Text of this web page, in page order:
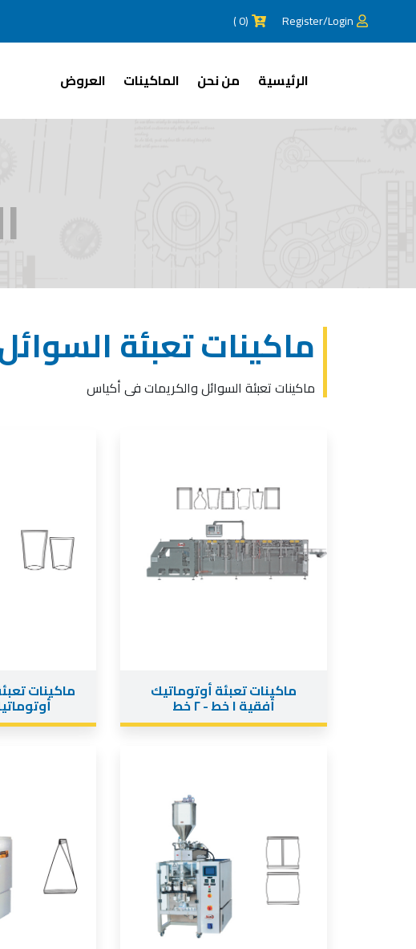
Register/Login
(0 )
الرئيسية من نحن الماكينات العروض
ماكينات تعبئة
ماكينات تعبئة السوائل والكريمات فى أكياس
ماكينات تعبئة أوتوماتيك
أفقية ١ خط - ٢ خط
ماكينات